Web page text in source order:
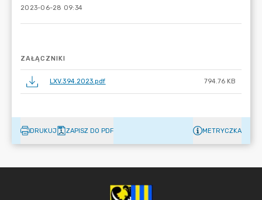
2023-06-28 09:34
ZAŁĄCZNIKI
LXV.394.2023.pdf 794.76 KB
DRUKUJ ZAPISZ DO PDF METRYCZKA